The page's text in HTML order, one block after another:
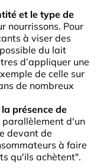
et le type de
nourrissons. Pour
à viser des
du lait
d’appliquer une
de celle sur
de nombreux
présence de
parallèlement d'un
devant de
à faire
qu'ils achètent".